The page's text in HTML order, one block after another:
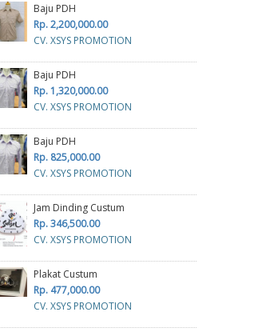
Baju PDH
Rp. 2,200,000.00
CV. XSYS PROMOTION
Baju PDH
Rp. 1,320,000.00
CV. XSYS PROMOTION
Baju PDH
Rp. 825,000.00
CV. XSYS PROMOTION
Jam Dinding Custum
Rp. 346,500.00
CV. XSYS PROMOTION
Plakat Custum
Rp. 477,000.00
CV. XSYS PROMOTION